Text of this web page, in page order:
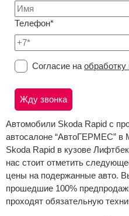
Телефон*
Согласие на
Автомобили Skoda Rapid с
автосалоне “АвтоГЕРМЕС” в
Skoda Rapid в кузове
нас стоит отметить
цены на подержанные авто.
прошедшие 100%
проходят обязательную